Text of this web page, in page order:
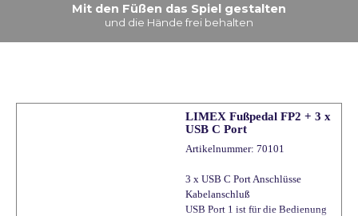
Mit den Füßen das Spiel gestalten
und die Hände frei behalten
LIMEX Fußpedal FP2 + 3 x
USB C Port
Artikelnummer: 70101
3 x USB C Port Anschlüsse
Kabelanschluß
USB Port 1 ist für die Bedienung